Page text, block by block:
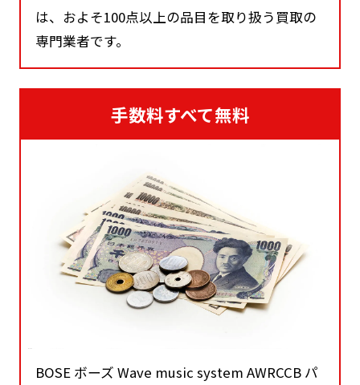
は、およそ100点以上の品目を取り扱う買取の
専門業者です。
手数料すべて無料
BOSE ボーズ Wave music system AWRCCB パ